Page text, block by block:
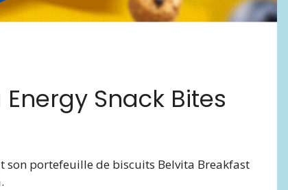
Snack Bites
son portefeuille de biscuits Belvita Breakfast